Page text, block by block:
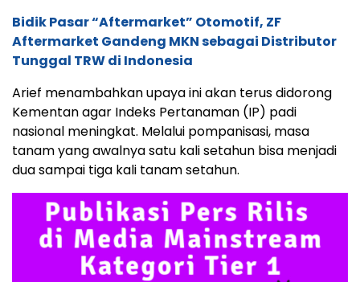
Bidik Pasar “Aftermarket” Otomotif, ZF
Aftermarket Gandeng MKN sebagai Distributor
Tunggal TRW di Indonesia
Arief menambahkan upaya ini akan terus didorong
Kementan agar Indeks Pertanaman (IP) padi
nasional meningkat. Melalui pompanisasi, masa
tanam yang awalnya satu kali setahun bisa menjadi
dua sampai tiga kali tanam setahun.